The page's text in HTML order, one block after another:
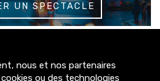
UN SPECTACLE
nous et nos partenaires
ou des technologies